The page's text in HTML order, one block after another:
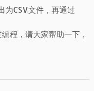
为CSV文件，再通过
程，请大家帮助一下，